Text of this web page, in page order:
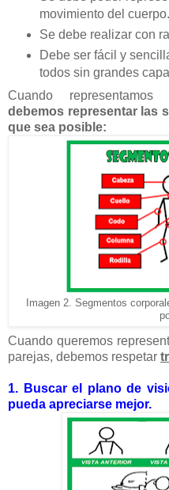
movimiento del cuerpo.
Se debe realizar con
Debe ser fácil y
todos sin grandes
Cuando
debemos representar las
que sea posible:
Imagen 2. Segmentos
Cuando queremos
parejas, debemos respetar
1. Buscar el plano de
pueda apreciarse mejor.